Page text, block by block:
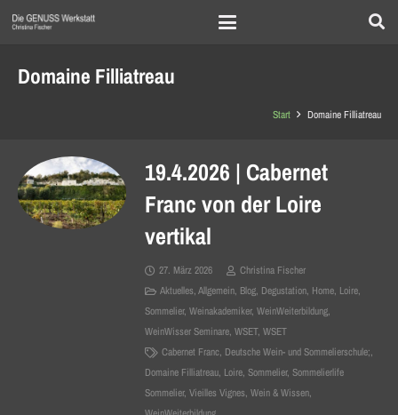
Domaine Filliatreau
Start Domaine Filliatreau
19.4.2026 | Cabernet
Franc von der Loire
vertikal
27. März 2026
Christina Fischer
Aktuelles,Allgemein, Blog, Degustation, Home, Loire,
Sommelier, Weinakademiker, WeinWeiterbildung,
WeinWisser Seminare, WSET, WSET
Cabernet Franc, Deutsche Wein- und Sommelierschule;,
Domaine Filliatreau, Loire, Sommelier, Sommelierlife
Sommelier, Vieilles Vignes, Wein & Wissen,